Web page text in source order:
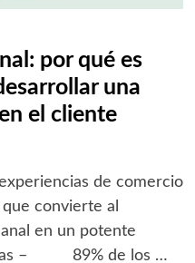
por qué es
una
el cliente
de comercio
convierte al
en un potente
– 89% de los …